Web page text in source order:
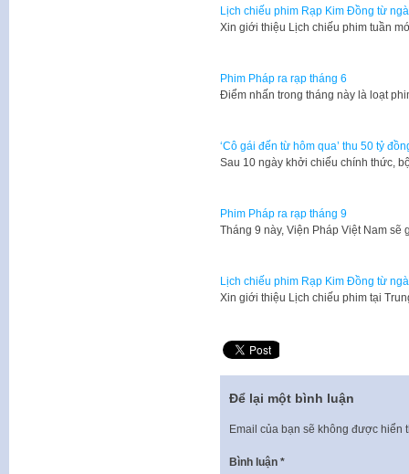
Lịch chiếu phim Rạp Kim Đồng từ
Xin giới thiệu Lịch chiếu phim tuần
Phim Pháp ra rạp tháng 6
Điểm nhấn trong tháng này là loạt
‘Cô gái đến từ hôm qua’ thu 50 tỷ
Sau 10 ngày khởi chiếu chính thức,
Phim Pháp ra rạp tháng 9
Tháng 9 này, Viện Pháp Việt Nam
Lịch chiếu phim Rạp Kim Đồng từ
Xin giới thiệu Lịch chiếu phim tại
Để lại một bình luận
Email của bạn sẽ không được hiển
Bình luận *